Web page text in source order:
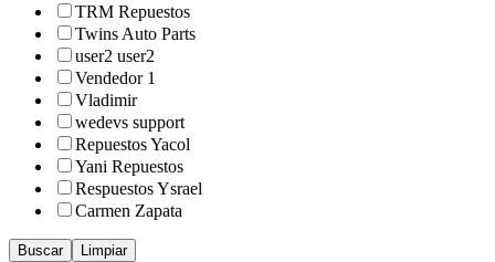
TRM Repuestos
Twins Auto Parts
user2 user2
Vendedor 1
Vladimir
wedevs support
Repuestos Yacol
Yani Repuestos
Respuestos Ysrael
Carmen Zapata
Buscar Limpiar